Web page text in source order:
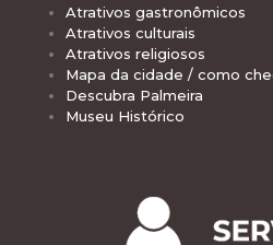
Atrativos gastronômicos
Atrativos culturais
Atrativos religiosos
Mapa da cidade / como
Descubra Palmeira
Museu Histórico